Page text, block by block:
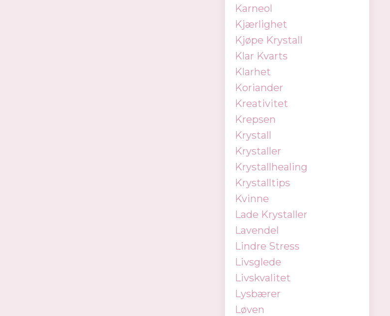
Karneol
Kjærlighet
Kjøpe Krystall
Klar Kvarts
Klarhet
Koriander
Kreativitet
Krepsen
Krystall
Krystaller
Krystallhealing
Krystalltips
Kvinne
Lade Krystaller
Lavendel
Lindre Stress
Livsglede
Livskvalitet
Lysbærer
Løven